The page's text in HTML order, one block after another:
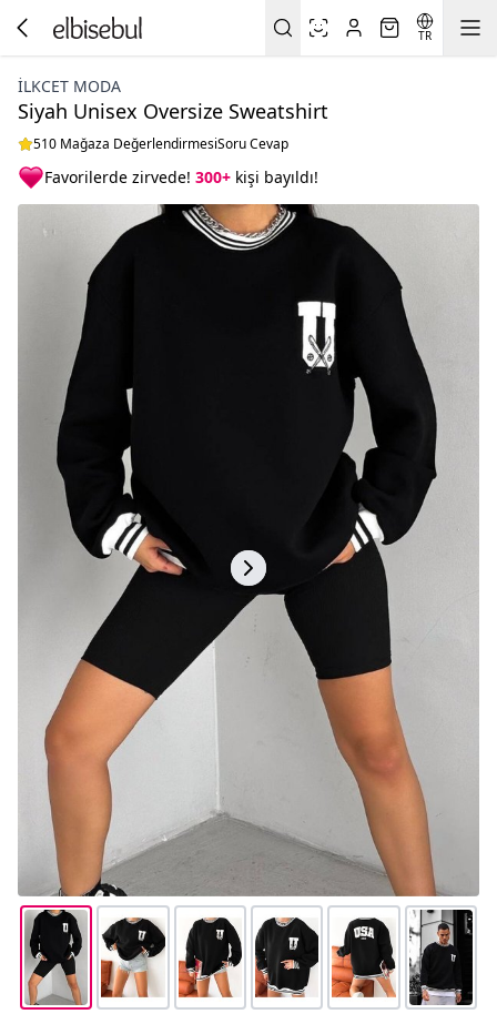
TR
İLKCET MODA
Siyah Unisex Oversize Sweatshirt
510 Mağaza DeğerlendirmesiSoru Cevap
Favorilerde zirvede! 300+ kişi bayıldı!